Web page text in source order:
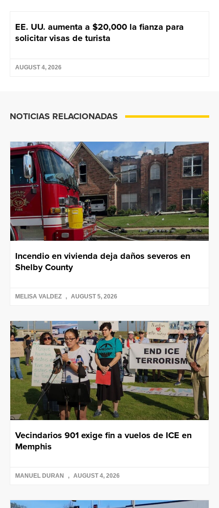
EE. UU. aumenta a $20,000 la fianza para
solicitar visas de turista
AUGUST 4, 2026
NOTICIAS RELACIONADAS
Incendio en vivienda deja daños severos en
Shelby County
MELISA VALDEZ AUGUST 5, 2026
Vecindarios 901 exige fin a vuelos de ICE en
Memphis
MANUEL DURAN AUGUST 4, 2026